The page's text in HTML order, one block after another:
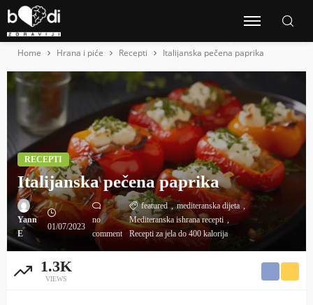
Home Hrana i piće Recepti Italijanska pečena paprika
RECEPTI
Italijanska pečena paprika
Yann
E
01/07/2023
no
comment
featured
mediteranska dijeta
Mediteranska ishrana recepti
Recepti za jela do 400 kalorija
1.3K
VIEWS